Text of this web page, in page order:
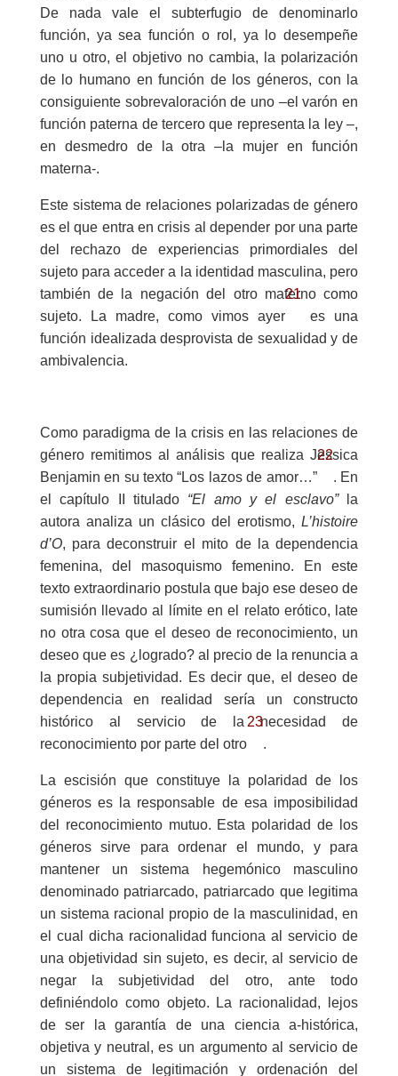
De nada vale el subterfugio de denominarlo
función, ya sea función o rol, ya lo desempeñe
uno u otro, el objetivo no cambia, la polarización
de lo humano en función de los géneros, con la
consiguiente sobrevaloración de uno –el varón en
función paterna de tercero que representa la ley –,
en desmedro de la otra –la mujer en función
materna-.
Este sistema de relaciones polarizadas de género
es el que entra en crisis al depender por una parte
del rechazo de experiencias primordiales del
sujeto para acceder a la identidad masculina, pero
también de la negación del otro materno como
sujeto. La madre, como vimos ayer
21
es una
función idealizada desprovista de sexualidad y de
ambivalencia.
Como paradigma de la crisis en las relaciones de
género remitimos al análisis que realiza Jessica
Benjamin en su texto “Los lazos de amor…”
22
. En
el capítulo II titulado “El amo y el esclavo”la
autora analiza un clásico del erotismo,L’histoire
d’O, para deconstruir el mito de la dependencia
femenina, del masoquismo femenino. En este
texto extraordinario postula que bajo ese deseo de
sumisión llevado al límite en el relato erótico, late
no otra cosa que el deseo de reconocimiento, un
deseo que es ¿logrado? al precio de la renuncia a
la propia subjetividad. Es decir que, el deseo de
dependencia en realidad sería un constructo
histórico al servicio de la necesidad de
reconocimiento por parte del otro
23
.
La escisión que constituye la polaridad de los
géneros es la responsable de esa imposibilidad
del reconocimiento mutuo. Esta polaridad de los
géneros sirve para ordenar el mundo, y para
mantener un sistema hegemónico masculino
denominado patriarcado, patriarcado que legitima
un sistema racional propio de la masculinidad, en
el cual dicha racionalidad funciona al servicio de
una objetividad sin sujeto, es decir, al servicio de
negar la subjetividad del otro, ante todo
definiéndolo como objeto. La racionalidad, lejos
de ser la garantía de una ciencia a-histórica,
objetiva y neutral, es un argumento al servicio de
un sistema de legitimación y ordenación del